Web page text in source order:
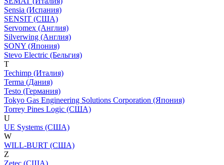
Sensia (Испания)
SENSIT (США)
Servomex (Англия)
Silverwing (Англия)
SONY (Япония)
Stevo Electric (Бельгия)
T
Techimp (Италия)
Terma (Дания)
Testo (Германия)
Tokyo Gas Engineering Solutions Corporation (Япония)
Torrey Pines Logic (США)
U
UE Systems (США)
W
WILL-BURT (США)
Z
Zetec (США)